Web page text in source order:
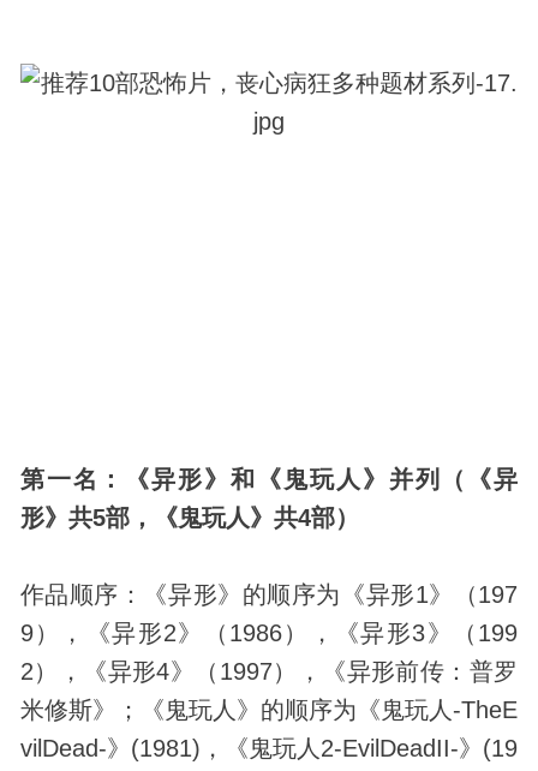
第一名：《异形》和《鬼玩人》并列（《异
形》共5部，《鬼玩人》共4部）
作品顺序：《异形》的顺序为《异形1》（197
9），《异形2》（1986），《异形3》（199
2），《异形4》（1997），《异形前传：普罗
米修斯》；《鬼玩人》的顺序为《鬼玩人-TheE
vilDead-》(1981)，《鬼玩人2-EvilDeadII-》(19